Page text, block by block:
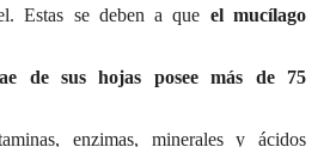
Estas se deben a que el mucílago
de sus hojas posee más de 75
enzimas, minerales y ácidos